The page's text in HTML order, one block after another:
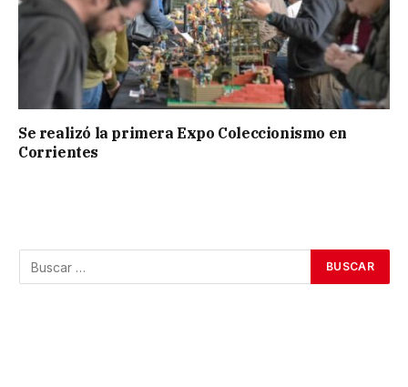
Se realizó la primera Expo Coleccionismo en
Corrientes